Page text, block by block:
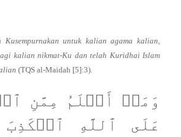
untuk kalian agama kalian,
kalian nikmat-Ku dan telah Kuridhai Islam
(TQS al-Maidah [5]:3).
وَمَنۡ أَظۡلَمُ مِمَّنِ
عَلَى ٱللَّهِ ٱلۡكَذِبَ